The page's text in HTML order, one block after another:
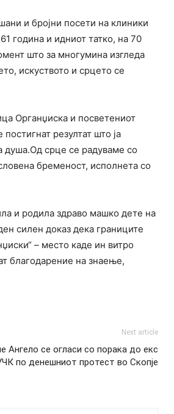
и бројни посети на клиники
година и идниот татко, на 70
што за многумина изгледа
искуството и срцето се
Органџиска и посветениот
резултат што ја
душа.Од срце се радуваме со
бременост, исполнета со
и родила здраво машко дете на
силен доказ дека границите
– место каде ин витро
благодарение на знаење,
Next article
Ангело се огласи со порака до екс
по денешниот протест во Скопје